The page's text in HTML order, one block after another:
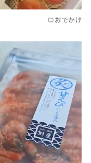
おでかけ